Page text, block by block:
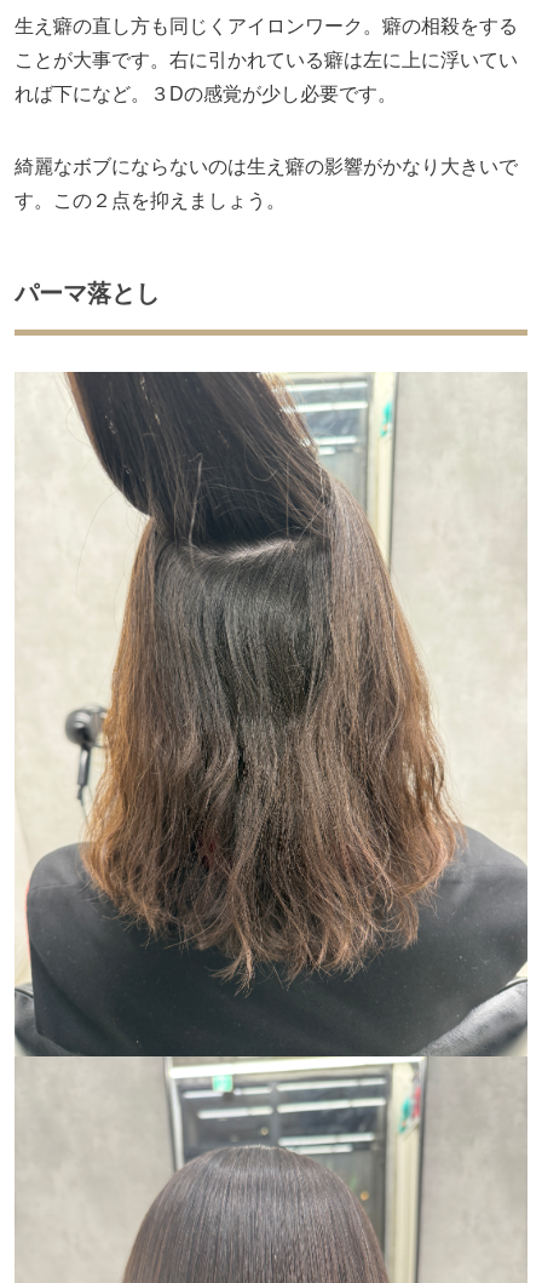
生え癖の直し方も同じくアイロンワーク。癖の相殺をする
ことが大事です。右に引かれている癖は左に上に浮いてい
れば下になど。３Dの感覚が少し必要です。
綺麗なボブにならないのは生え癖の影響がかなり大きいで
す。この２点を抑えましょう。
パーマ落とし